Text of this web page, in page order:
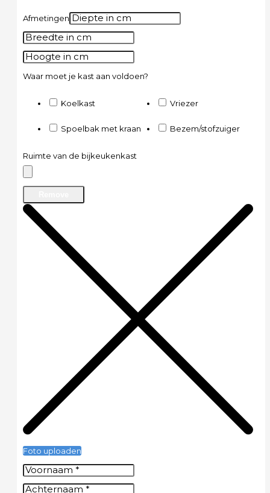
Afmetingen
Waar moet je kast aan voldoen?
Koelkast Vriezer
Spoelbak met kraan Bezem/stofzuiger
Ruimte van de bijkeukenkast
Foto uploaden